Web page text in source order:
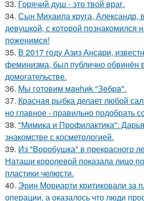
33. Горячий душ - это твой враг.
34. Сын Михаила круга, Александр,
девушкой, с которой познакомился
поженимся!
35. В 2017 году Азиз Ансари,
феминизма, был публично обвинён
домогательстве.
36. Мы готовим мaнhиk "Зeбpa".
37. Красная рыбка делает любой
но главное - правильно подобрать
38. "Мимика и Профилактика":
знакомстве с косметологией.
39. Из "Воробушка" в прекрасного
Наташи королевой показала лицо
пластики челюсти.
40. Эрин Мориарти критиковали за
операции, а оказалось что люди